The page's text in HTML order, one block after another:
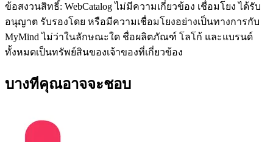
ข้อสงวนสิทธิ์: WebCatalog ไม่มีความเกี่ยวข้อง เชื่อมโยง ได้รับ
อนุญาต รับรองโดย หรือมีความเชื่อมโยงอย่างเป็นทางการกับ
MyMind ไม่ว่าในลักษณะใด ชื่อผลิตภัณฑ์ โลโก้ และแบรนด์
ทั้งหมดเป็นทรัพย์สินของเจ้าของที่เกี่ยวข้อง
บางทีคุณอาจจะชอบ